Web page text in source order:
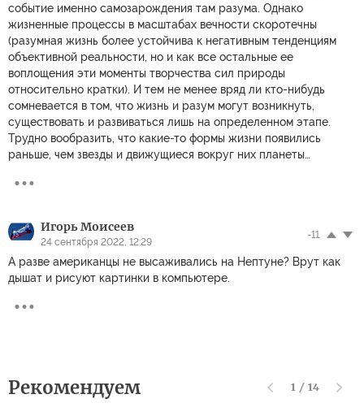
событие именно самозарождения там разума. Однако
жизненные процессы в масштабах вечности скоротечны
(разумная жизнь более устойчива к негативным тенденциям
объективной реальности, но и как все остальные ее
воплощения эти моменты творчества сил природы
относительно кратки). И тем не менее вряд ли кто-нибудь
сомневается в том, что жизнь и разум могут возникнуть,
существовать и развиваться лишь на определенном этапе.
Трудно вообразить, что какие-то формы жизни появились
раньше, чем звезды и движущиеся вокруг них планеты…
Игорь Моисеев
24 сентября 2022, 12:29
-11
А разве американцы не высаживались на Нептуне? Врут как
дышат и рисуют картинки в компьютере.
Рекомендуем 1 / 14